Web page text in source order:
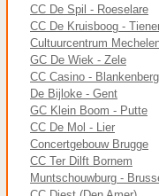
CC De Spil - Roeselare
CC De Kruisboog -
Cultuurcentrum
GC De Wiek - Zele
CC Casino -
De Bijloke - Gent
GC Klein Boom - Putte
CC De Mol - Lier
Concertgebouw Brugge
CC Ter Dilft Bornem
Muntschouwburg -